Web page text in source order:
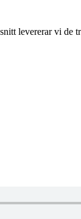
levererar vi